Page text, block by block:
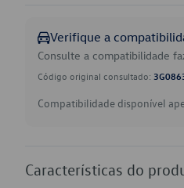
Verifique a
Consulte a compatibilidade
Código original consultado:
Compatibilidade disponível
Características do